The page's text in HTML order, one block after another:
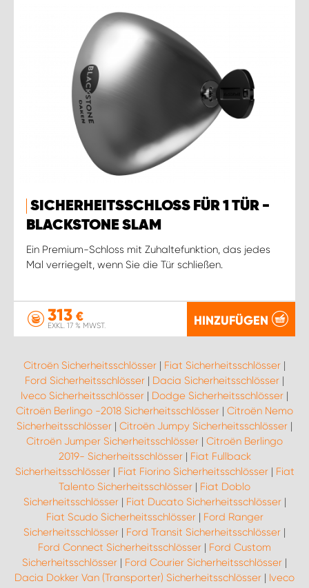
SICHERHEITSSCHLOSS FÜR 1 TÜR -
BLACKSTONE SLAM
Ein Premium-Schloss mit Zuhaltefunktion, das jedes
Mal verriegelt, wenn Sie die Tür schließen.
313 €
EXKL. 17 % MWST. HINZUFÜGEN
Citroën Sicherheitsschlösser | Fiat Sicherheitsschlösser |
Ford Sicherheitsschlösser | Dacia Sicherheitsschlösser |
Iveco Sicherheitsschlösser | Dodge Sicherheitsschlösser |
Citroën Berlingo -2018 Sicherheitsschlösser | Citroën Nemo
Sicherheitsschlösser | Citroën Jumpy Sicherheitsschlösser |
Citroën Jumper Sicherheitsschlösser | Citroën Berlingo
2019- Sicherheitsschlösser| Fiat Fullback
Sicherheitsschlösser| Fiat Fiorino Sicherheitsschlösser| Fiat
Talento Sicherheitsschlösser | Fiat Doblo
Sicherheitsschlösser| Fiat Ducato Sicherheitsschlösser|
Fiat Scudo Sicherheitsschlösser| Ford Ranger
Sicherheitsschlösser | Ford Transit Sicherheitsschlösser |
Ford Connect Sicherheitsschlösser | Ford Custom
Sicherheitsschlösser | Ford Courier Sicherheitsschlösser |
Dacia Dokker Van (Transporter) Sicherheitsschlösser | Iveco